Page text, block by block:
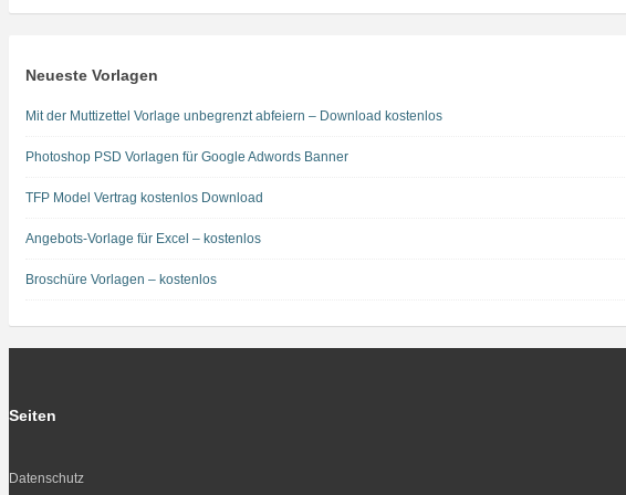
Neueste Vorlagen
Mit der Muttizettel Vorlage unbegrenzt abfeiern – Download kostenlos
Photoshop PSD Vorlagen für Google Adwords Banner
TFP Model Vertrag kostenlos Download
Angebots-Vorlage für Excel – kostenlos
Broschüre Vorlagen – kostenlos
Seiten
Datenschutz